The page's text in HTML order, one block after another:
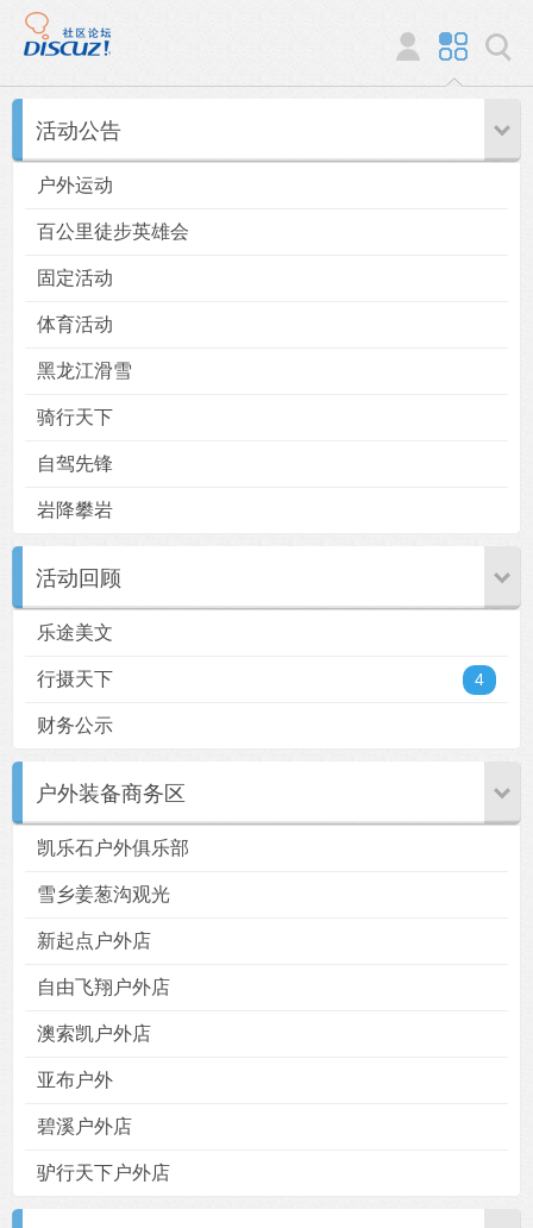
活动公告
户外运动
百公里徒步英雄会
固定活动
体育活动
黑龙江滑雪
骑行天下
自驾先锋
岩降攀岩
活动回顾
乐途美文
4
行摄天下
财务公示
户外装备商务区
凯乐石户外俱乐部
雪乡姜葱沟观光
新起点户外店
自由飞翔户外店
澳索凯户外店
亚布户外
碧溪户外店
驴行天下户外店